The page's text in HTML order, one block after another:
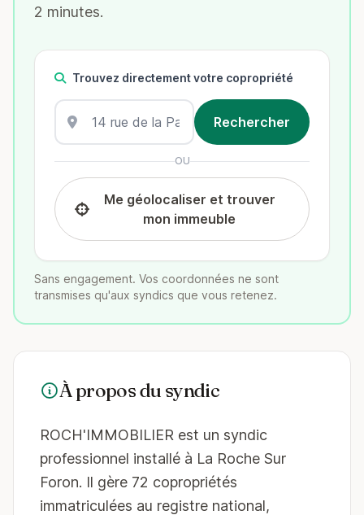
2 minutes.
Trouvez directement votre copropriété
OU
Me géolocaliser et trouver
mon immeuble
Sans engagement. Vos coordonnées ne sont
transmises qu'aux syndics que vous retenez.
À propos du syndic
ROCH'IMMOBILIER est un syndic
professionnel installé à La Roche Sur
Foron. Il gère 72 copropriétés
immatriculées au registre national,